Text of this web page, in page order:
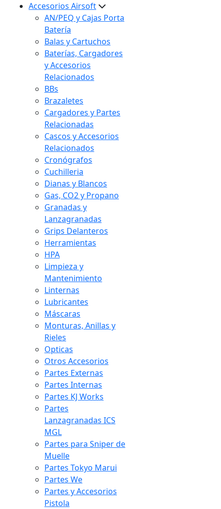
Accesorios Airsoft
AN/PEQ y Cajas Porta
Batería
Balas y Cartuchos
Baterías, Cargadores
y Accesorios
Relacionados
BBs
Brazaletes
Cargadores y Partes
Relacionadas
Cascos y Accesorios
Relacionados
Cronógrafos
Cuchilleria
Dianas y Blancos
Gas, CO2 y Propano
Granadas y
Lanzagranadas
Grips Delanteros
Herramientas
HPA
Limpieza y
Mantenimiento
Linternas
Lubricantes
Máscaras
Monturas, Anillas y
Rieles
Opticas
Otros Accesorios
Partes Externas
Partes Internas
Partes KJ Works
Partes
Lanzagranadas ICS
MGL
Partes para Sniper de
Muelle
Partes Tokyo Marui
Partes We
Partes y Accesorios
Pistola